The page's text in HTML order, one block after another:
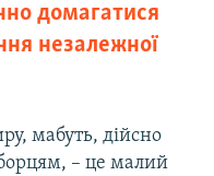
домагатися
незалежної
мабуть, дійсно
– це малий